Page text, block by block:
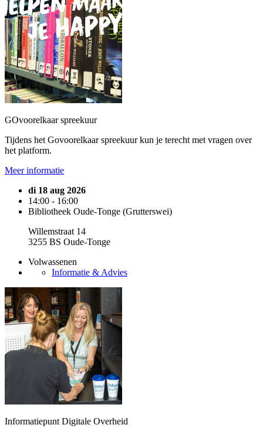
GOvoorelkaar spreekuur
Tijdens het Govoorelkaar spreekuur kun je terecht met vragen over
het platform.
Meer informatie
di 18 aug 2026
14:00 - 16:00
Bibliotheek Oude-Tonge (Grutterswei)
Willemstraat 14
3255 BS Oude-Tonge
Volwassenen
Informatie & Advies
Informatiepunt Digitale Overheid